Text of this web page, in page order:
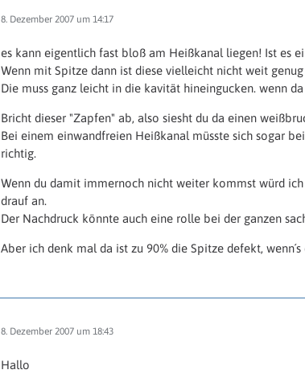
8. Dezember 2007 um 14:17
es kann eigentlich fast bloß am Heißkanal liegen! Ist es
Wenn mit Spitze dann ist diese vielleicht nicht weit genug
Die muss ganz leicht in die kavität hineingucken. wenn
Bricht dieser "Zapfen" ab, also siesht du da einen
Bei einem einwandfreien Heißkanal müsste sich sogar
richtig.
Wenn du damit immernoch nicht weiter kommst würd
drauf an.
Der Nachdruck könnte auch eine rolle bei der ganzen
Aber ich denk mal da ist zu 90% die Spitze defekt,
8. Dezember 2007 um 18:43
Hallo